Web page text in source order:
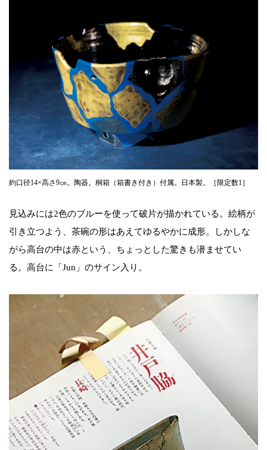
約口径14×高さ9㎝。陶器。桐箱（箱書き付き）付属。日本製。［限定数1］
見込みには2色のブルーを使って破片が描かれている。絵柄が
引き立つよう、茶碗の形はあえてゆるやかに成形。しかしな
がら高台の中は赤という、ちょっとした驚きも潜ませてい
る。高台に「Jun」のサイン入り。